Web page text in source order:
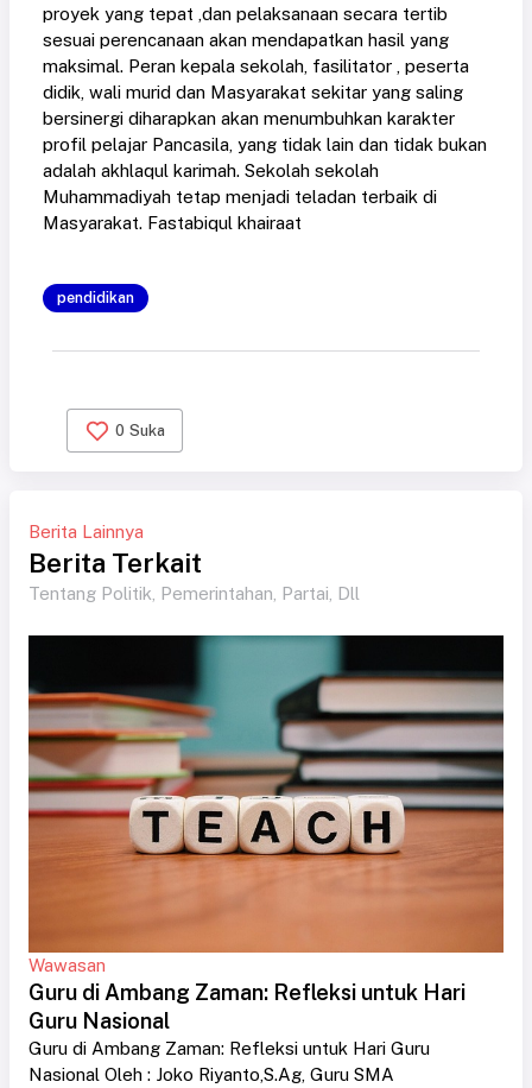
proyek yang tepat ,dan pelaksanaan secara tertib
sesuai perencanaan akan mendapatkan hasil yang
maksimal. Peran kepala sekolah, fasilitator , peserta
didik, wali murid dan Masyarakat sekitar yang saling
bersinergi diharapkan akan menumbuhkan karakter
profil pelajar Pancasila, yang tidak lain dan tidak bukan
adalah akhlaqul karimah. Sekolah sekolah
Muhammadiyah tetap menjadi teladan terbaik di
Masyarakat. Fastabiqul khairaat
pendidikan
0 Suka
Berita Lainnya
Berita Terkait
Tentang Politik, Pemerintahan, Partai, Dll
Wawasan
Guru di Ambang Zaman: Refleksi untuk Hari
Guru Nasional
Guru di Ambang Zaman: Refleksi untuk Hari Guru
Nasional Oleh : Joko Riyanto,S.Ag, Guru SMA